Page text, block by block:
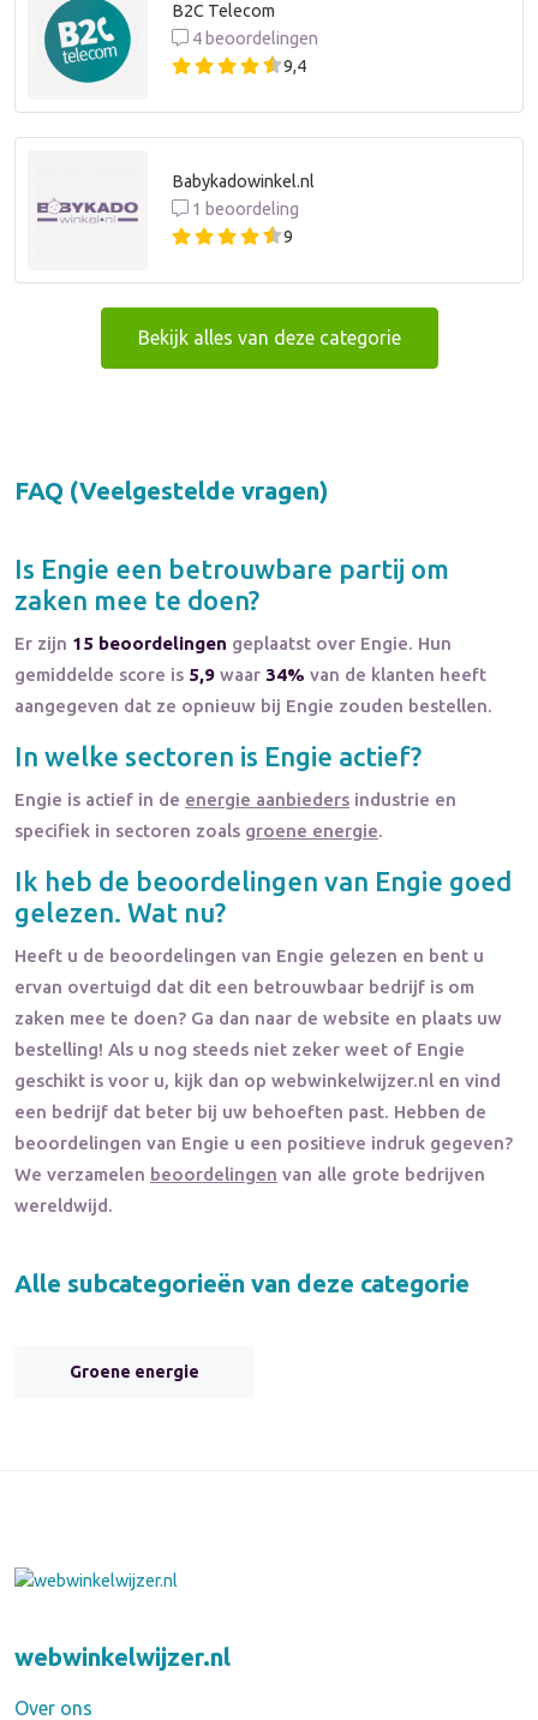
B2C Telecom
4 beoordelingen
9,4
Babykadowinkel.nl
1 beoordeling
9
Bekijk alles van deze categorie
FAQ (Veelgestelde vragen)
Is Engie een betrouwbare partij om
zaken mee te doen?
Er zijn 15 beoordelingen geplaatst over Engie. Hun
gemiddelde score is 5,9 waar 34% van de klanten heeft
aangegeven dat ze opnieuw bij Engie zouden bestellen.
In welke sectoren is Engie actief?
Engie is actief in de energie aanbieders industrie en
specifiek in sectoren zoals groene energie.
Ik heb de beoordelingen van Engie goed
gelezen. Wat nu?
Heeft u de beoordelingen van Engie gelezen en bent u
ervan overtuigd dat dit een betrouwbaar bedrijf is om
zaken mee te doen? Ga dan naar de website en plaats uw
bestelling! Als u nog steeds niet zeker weet of Engie
geschikt is voor u, kijk dan op webwinkelwijzer.nl en vind
een bedrijf dat beter bij uw behoeften past. Hebben de
beoordelingen van Engie u een positieve indruk gegeven?
We verzamelen beoordelingen van alle grote bedrijven
wereldwijd.
Alle subcategorieën van deze categorie
Groene energie
webwinkelwijzer.nl
Over ons